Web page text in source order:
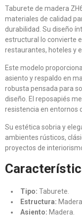
Taburete de madera
materiales de calidad
durabilidad. Su diseño
estructural lo convierte
restaurantes, hoteles y
Este modelo
asiento y respaldo en
robusta pensada para
diseño. El reposapiés
resistencia en entornos
Su estética sobria y
ambientes rústicos,
proyectos de
Tipo: Taburete.
Estructura: Madera.
Asiento: Madera.